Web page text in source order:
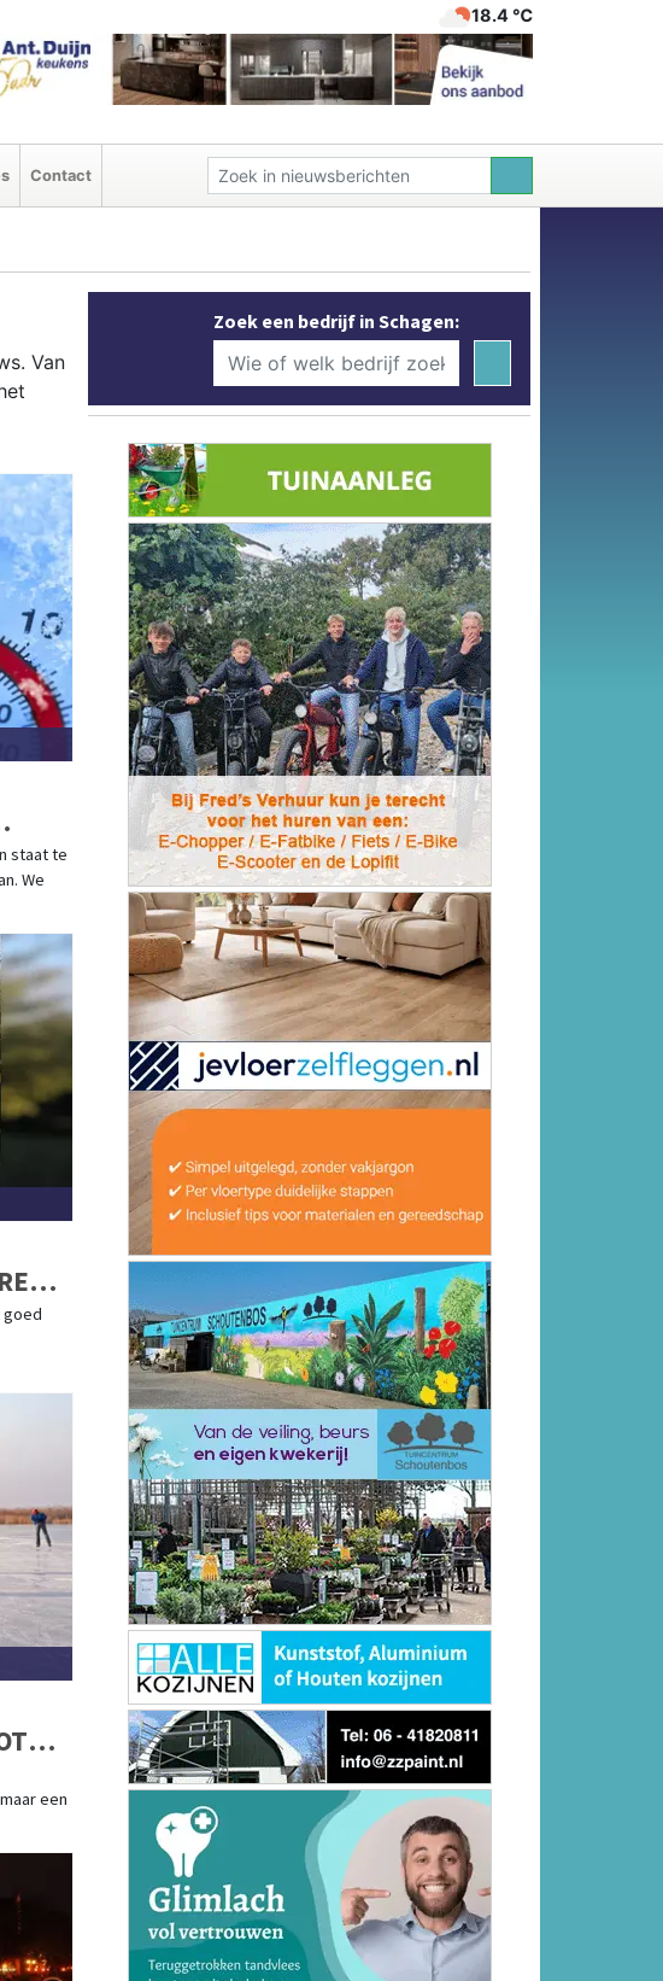
18.4 ℃
Contact
Van
staat te
We
goed
een
Zoek een bedrijf in Schagen: